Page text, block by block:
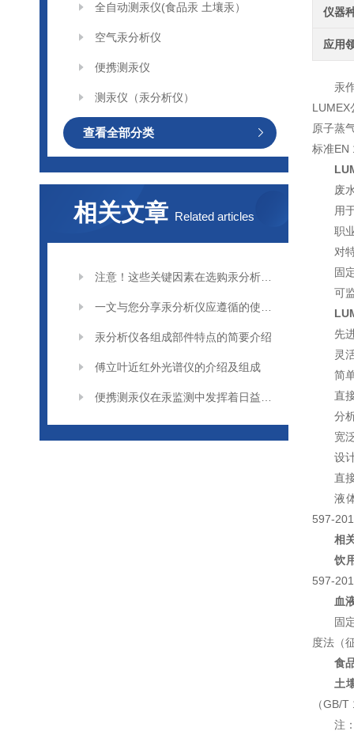
全自动测汞仪(食品汞 土壤汞）
空气汞分析仪
便携测汞仪
测汞仪（汞分析仪）
查看全部分类
相关文章 Related articles
汞分析仪各组成部件特点的简要介绍
傅立叶近红外光谱仪的介绍及组成
仪器
应用
汞
LUMEX
原子蒸
标准EN
废
用
职
对
固
可
先
灵
简
直
分
宽
设
直
液
597-
相
饮
597-
血
固
度法（
食
土
（GB/
注